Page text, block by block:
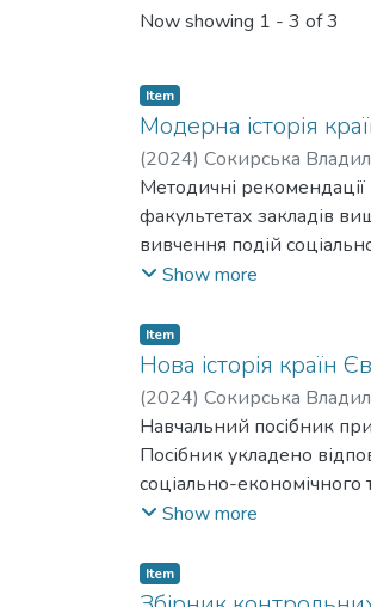
Recent
Now showing 1 - 3 of 3
Item
Модерна історія
(2024) Сокирська
Методичні
факультетах закладів
вивчення подій
послідовності.
Show more
Item
Нова історія країн
(2024) Сокирська
Навчальний посібник
Посібник укладено
соціально-економічного
використанням
Для викладачів,
Show more
Item